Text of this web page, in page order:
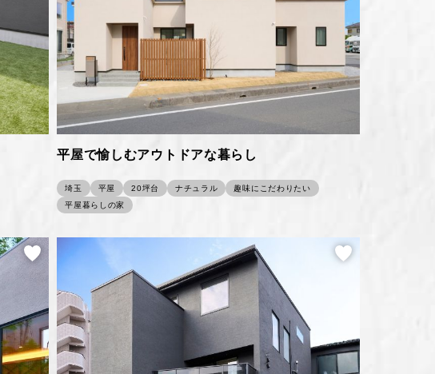
平屋で愉しむアウトドアな暮らし
埼玉 平屋 20坪台 ナチュラル
趣味にこだわりたい
平屋暮らしの家